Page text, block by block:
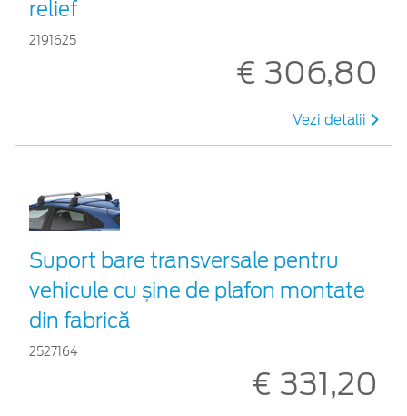
relief
2191625
€ 306,80
Vezi detalii
Suport bare transversale pentru
vehicule cu șine de plafon montate
din fabrică
2527164
€ 331,20